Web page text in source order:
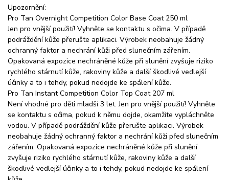
Upozornění:
Pro Tan Overnight Competition Color Base Coat 250 ml
Jen pro vnější použití! Vyhněte se kontaktu s očima. V případě
podráždění kůže přerušte aplikaci. Výrobek neobahuje žádný
ochranný faktor a nechrání kůži před slunečním zářením.
Opakovaná expozice nechráněné kůže při slunění zvyšuje riziko
rychlého stárnutí kůže, rakoviny kůže a další škodlivé vedlejší
účinky a to i tehdy, pokud nedojde ke spálení kůže.
Pro Tan Instant Competition Color Top Coat 207 ml
Není vhodné pro děti mladší 3 let. Jen pro vnější použití! Vyhněte
se kontaktu s očima, pokud k němu dojde, okamžite vypláchněte
vodou. V případě podráždění kůže přerušte aplikaci. Výrobek
neobahuje žádný ochranný faktor a nechrání kůži před slunečním
zářením. Opakovaná expozice nechráněné kůže při slunění
zvyšuje riziko rychlého stárnutí kůže, rakoviny kůže a další
škodlivé vedlejší účinky a to i tehdy, pokud nedojde ke spálení